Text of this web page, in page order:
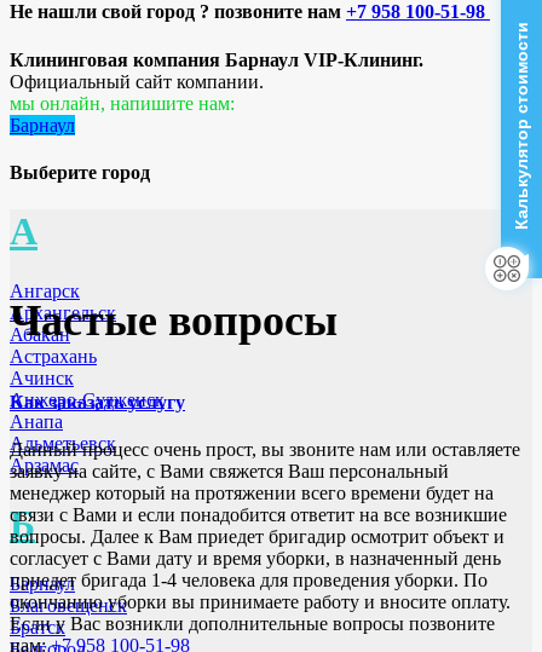
Не нашли свой город ? позвоните нам +7 958 100-51-98
Клининговая компания Барнаул VIP-Клининг.
Официальный сайт компании.
мы онлайн, напишите нам:
Барнаул
Выберите город
А
Ангарск
Архангельск
Абакан
Астрахань
Ачинск
Анжеро-Судженск
Анапа
Альметьевск
Арзамас
Б
Барнаул
Благовещенск
Братск
Частые вопросы
Как заказать услугу
Данный процесс очень прост, вы звоните нам или оставляете
заявку на сайте, с Вами свяжется Ваш персональный
менеджер который на протяжении всего времени будет на
связи с Вами и если понадобится ответит на все возникшие
вопросы. Далее к Вам приедет бригадир осмотрит объект и
согласует с Вами дату и время уборки, в назначенный день
приедет бригада 1-4 человека для проведения уборки. По
окончанию уборки вы принимаете работу и вносите оплату.
Если у Вас возникли дополнительные вопросы позвоните
нам:+7 958 100-51-98
Калькулятор стоимости